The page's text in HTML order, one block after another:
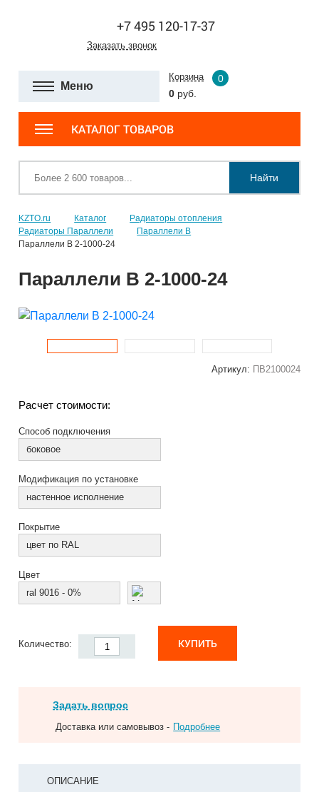
+7 495 120-17-37
Заказать звонок
Меню
Корзина
0
0 руб.
КАТАЛОГ ТОВАРОВ
Найти
KZTO.ru Каталог
Радиаторы отопления
Радиаторы Параллели
Параллели В
Параллели В 2-1000-24
Параллели В 2-1000-24
Артикул: ПВ2100024
Расчет стоимости:
Способ подключения
боковое
Модификация по установке
настенное исполнение
Покрытие
цвет по RAL
Цвет
ral 9016 - 0%
Количество: КУПИТЬ
Задать вопрос
Доставка или самовывоз - Подробнее
ОПИСАНИЕ